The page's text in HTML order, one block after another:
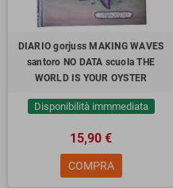
DIARIO gorjuss MAKING WAVES
santoro NO DATA scuola THE
WORLD IS YOUR OYSTER
Disponibilità immmediata
15,90 €
COMPRA